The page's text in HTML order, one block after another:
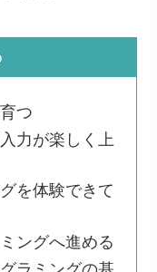
つ
力が楽しく上
を体験できて
ングへ進める